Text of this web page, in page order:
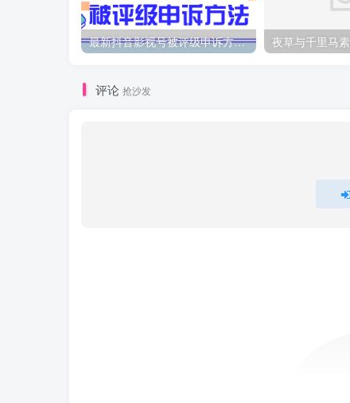
最新抖音影视号被评级申诉方法视频教程
评论 抢沙发